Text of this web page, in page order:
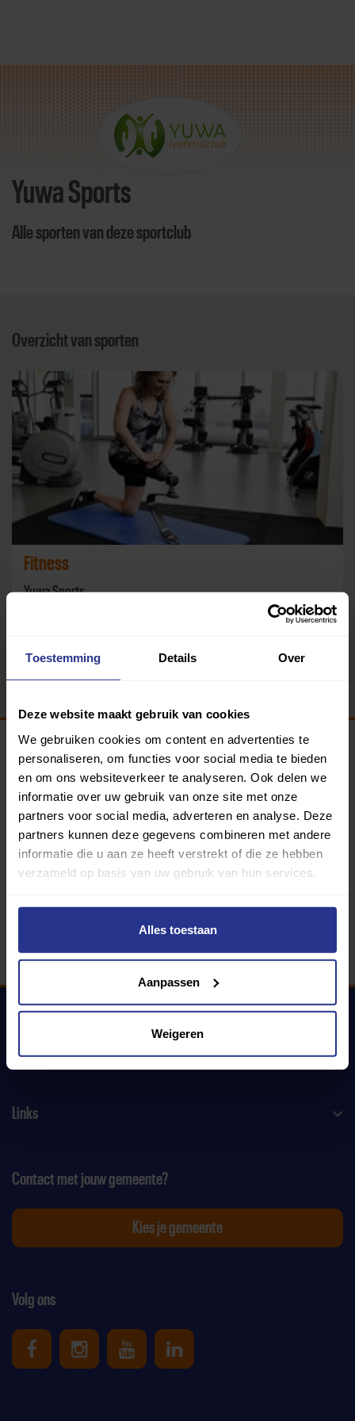
Toestemming Details Over
Deze website maakt gebruik van cookies
We gebruiken cookies om content en advertenties te
personaliseren, om functies voor social media te bieden
en om ons websiteverkeer te analyseren. Ook delen we
informatie over uw gebruik van onze site met onze
partners voor social media, adverteren en analyse. Deze
partners kunnen deze gegevens combineren met andere
informatie die u aan ze heeft verstrekt of die ze hebben
verzameld op basis van uw gebruik van hun services.
Alles toestaan
Aanpassen
Weigeren
Direct door naar content
Yuwa Sports
Alle sporten van deze sportclub
Overzicht van sporten
Fitness
Yuwa Sports
Terug
Programma van:
340 gemeenten
Partners:
Links
Volg ons
Uniek Sporten op Facebook
Uniek Sporten op Instagram
Uniek Sporten op Youtube
Uniek Sporten op
Contact met jouw gemeente?
Kies je gemeente